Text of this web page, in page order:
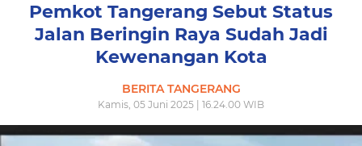
Pemkot Tangerang Sebut Status
Jalan Beringin Raya Sudah Jadi
Kewenangan Kota
BERITA TANGERANG
Kamis, 05 Juni 2025 | 16.24.00 WIB